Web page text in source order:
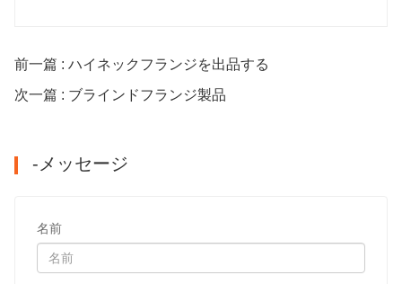
前一篇 : ハイネックフランジを出品する
次一篇 : ブラインドフランジ製品
-メッセージ
名前